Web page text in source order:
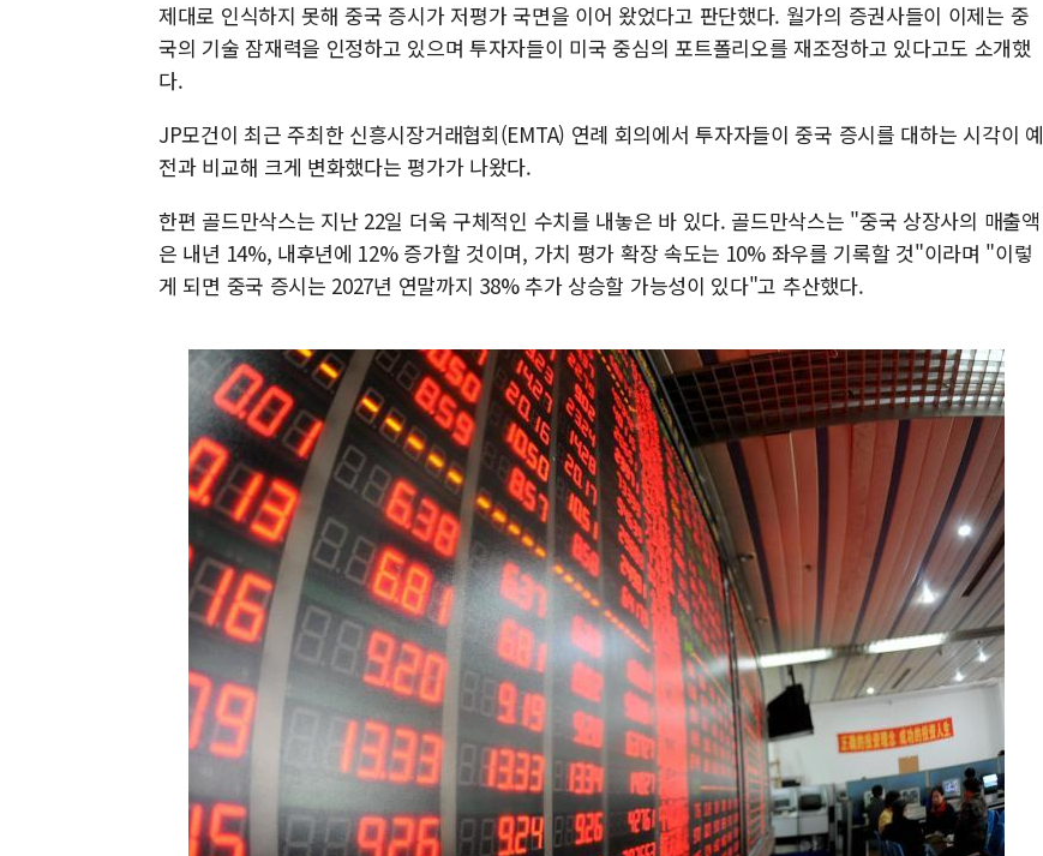
제대로 인식하지 못해 중국 증시가 저평가 국면을 이어 왔었다고 판단했다. 월가의 증권사들이 이제는 중
국의 기술 잠재력을 인정하고 있으며 투자자들이 미국 중심의 포트폴리오를 재조정하고 있다고도 소개했
다.
JP모건이 최근 주최한 신흥시장거래협회(EMTA) 연례 회의에서 투자자들이 중국 증시를 대하는 시각이 예
전과 비교해 크게 변화했다는 평가가 나왔다.
한편 골드만삭스는 지난 22일 더욱 구체적인 수치를 내놓은 바 있다. 골드만삭스는 "중국 상장사의 매출액
은 내년 14%, 내후년에 12% 증가할 것이며, 가치 평가 확장 속도는 10% 좌우를 기록할 것"이라며 "이렇
게 되면 중국 증시는 2027년 연말까지 38% 추가 상승할 가능성이 있다"고 추산했다.